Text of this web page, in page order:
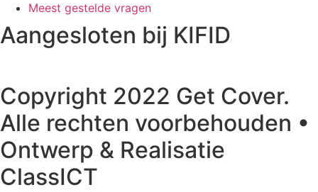
Meest gestelde vragen
Aangesloten bij KIFID
Copyright 2022 Get Cover.
Alle rechten voorbehouden •
Ontwerp & Realisatie
ClassICT